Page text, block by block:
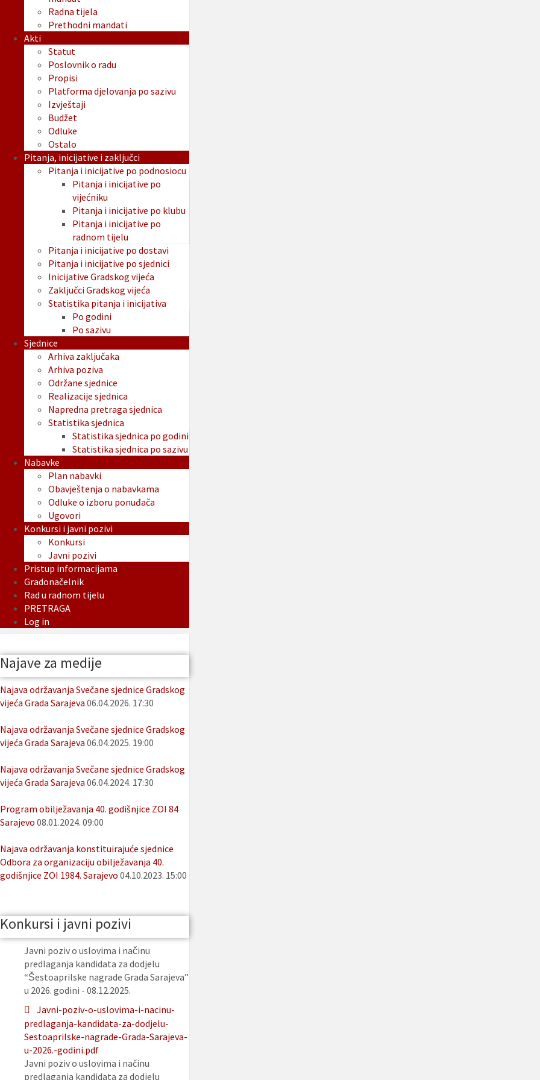
Radna tijela
Prethodni mandati
Akti
Statut
Poslovnik o radu
Propisi
Platforma djelovanja po sazivu
Izvještaji
Budžet
Odluke
Ostalo
Pitanja, inicijative i zaključci
Pitanja i inicijative po podnosiocu
Pitanja i inicijative po
vijećniku
Pitanja i inicijative po klubu
Pitanja i inicijative po
radnom tijelu
Pitanja i inicijative po dostavi
Pitanja i inicijative po sjednici
Inicijative Gradskog vijeća
Zaključci Gradskog vijeća
Statistika pitanja i inicijativa
Po godini
Po sazivu
Sjednice
Arhiva zaključaka
Arhiva poziva
Održane sjednice
Realizacije sjednica
Napredna pretraga sjednica
Statistika sjednica
Statistika sjednica po godini
Statistika sjednica po sazivu
Nabavke
Plan nabavki
Obavještenja o nabavkama
Odluke o izboru ponuđača
Ugovori
Konkursi i javni pozivi
Konkursi
Javni pozivi
Pristup informacijama
Gradonačelnik
Rad u radnom tijelu
PRETRAGA
Log in
Najave za medije
Najava održavanja Svečane sjednice Gradskog
vijeća Grada Sarajeva 06.04.2026. 17:30
Najava održavanja Svečane sjednice Gradskog
vijeća Grada Sarajeva 06.04.2025. 19:00
Najava održavanja Svečane sjednice Gradskog
vijeća Grada Sarajeva 06.04.2024. 17:30
Program obilježavanja 40. godišnjice ZOI 84
Sarajevo 08.01.2024. 09:00
Najava održavanja konstituirajuće sjednice
Odbora za organizaciju obilježavanja 40.
godišnjice ZOI 1984. Sarajevo 04.10.2023. 15:00
Konkursi i javni pozivi
Javni poziv o uslovima i načinu
predlaganja kandidata za dodjelu
“Šestoaprilske nagrade Grada Sarajeva”
u 2026. godini - 08.12.2025.
Javni-poziv-o-uslovima-i-nacinu-
predlaganja-kandidata-za-dodjelu-
Sestoaprilske-nagrade-Grada-Sarajeva-
u-2026.-godini.pdf
Javni poziv o uslovima i načinu
predlaganja kandidata za dodjelu